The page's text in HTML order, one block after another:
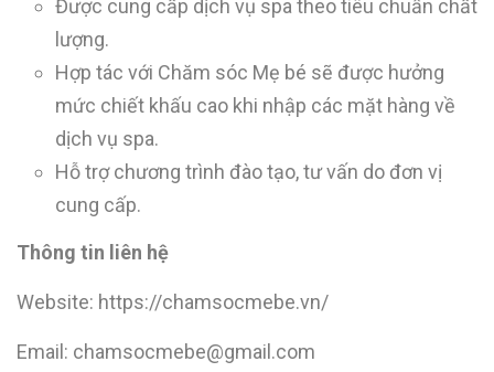
Được cung cấp dịch vụ spa theo tiêu chuẩn chất
lượng.
Hợp tác với Chăm sóc Mẹ bé sẽ được hưởng
mức chiết khấu cao khi nhập các mặt hàng về
dịch vụ spa.
Hỗ trợ chương trình đào tạo, tư vấn do đơn vị
cung cấp.
Thông tin liên hệ
Website: https://chamsocmebe.vn/
Email: chamsocmebe@gmail.com